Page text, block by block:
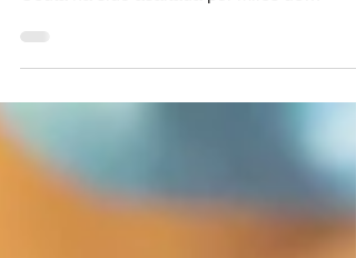
desesperación para otros, el caso es que
Ceuta ha sido asaltada por miles de
personas